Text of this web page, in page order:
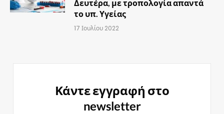
Δευτέρα, με τροπολογία απαντά
το υπ. Υγείας
17 Ιουλίου 2022
Κάντε εγγραφή στο
newsletter